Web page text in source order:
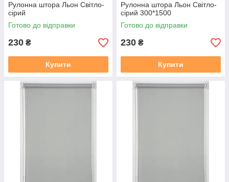
готовий замовлення входить повний монтажний комплект
(рулонна штора в зборі (штора намотане на вал з металевою
нижньою планкою), саморізи, для відкритої системи Міні 19
фіксація на волосіні або магнітах, на вибір. Штора
прикручується до вікна за допомогою саморізів, вони в
комплекті є.
Заміряти потрібно скло плюс штапик з двох сторін, там де
штапик входить в раму є стик, ось від такого стику з одного
боку, до такого ж стику з іншого боку, це і буде розмір по
Рулонна штора Льон Cвiтло-
сiрий
Готово до відправки
230 ₴
Купити
Рулонна штора Льон Cвiтло-
сiрий 300*1500
Готово до відправки
230 ₴
Купити